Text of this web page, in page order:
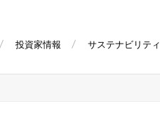
投資家情報 サステナビリティ